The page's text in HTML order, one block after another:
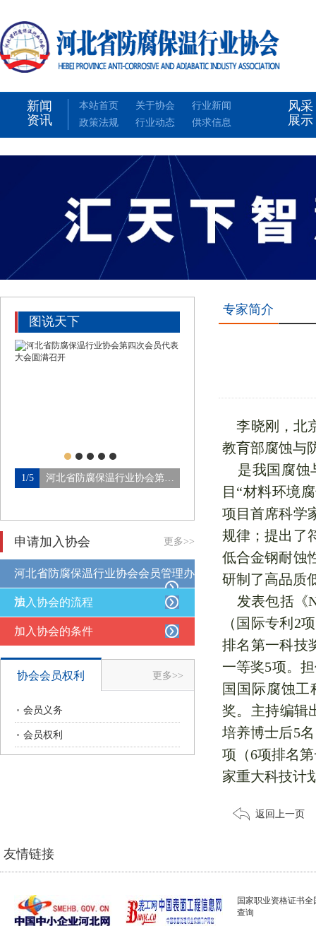
新闻
资讯
本站首页 关于协会
行业新闻
政策法规
行业动态 供求信息
风采
展示
图说天下
1/5 河北省防腐保温行业协会第四…
申请加入协会 更多>>
河北省防腐保温行业协会会员管理办
法
加入协会的流程
加入协会的条件
协会会员权利 更多>>
会员义务
会员权利
专家简介
李晓刚，北
教育部腐蚀与
是我国腐蚀
目“材料环境
项目首席科学
规律；提出了
低合金钢耐蚀
研制了高品质
发表包括《
（国际专利2
排名第一科技
一等奖5项。
国国际腐蚀工
奖。主持编辑
培养博士后5
项（6项排名
家重大科技计
返回上一页
友情链接
国家职业资格证书全
查询